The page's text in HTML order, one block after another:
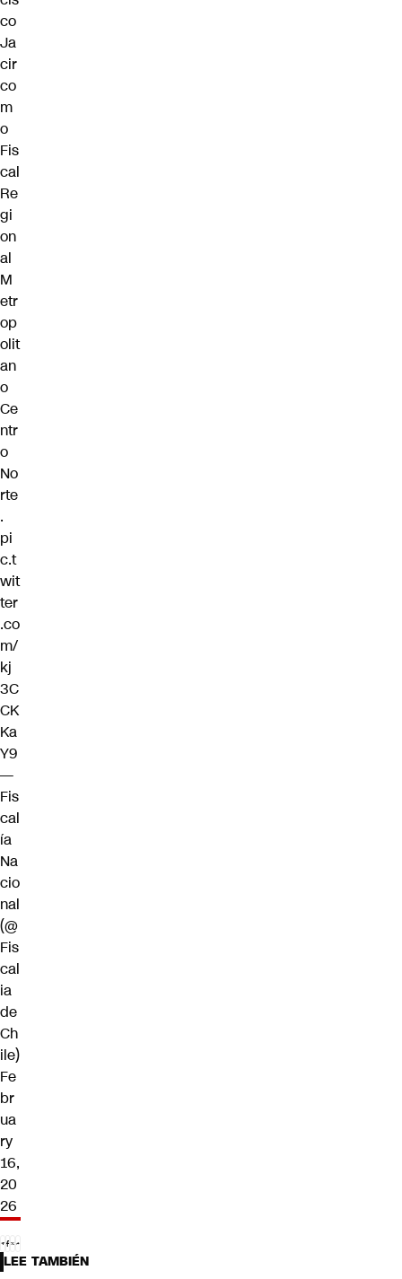
co
Ja
cir
co
m
o
Fis
cal
Re
gi
on
al
M
etr
op
olit
an
o
Ce
ntr
o
No
rte
.
pi
c.t
wit
ter
.co
m/
kj
3C
CK
Ka
Y9
—
Fis
cal
ía
Na
cio
nal
(@
Fis
cal
ia
de
Ch
ile)
Fe
br
ua
ry
16,
20
26
LEE TAMBIÉN